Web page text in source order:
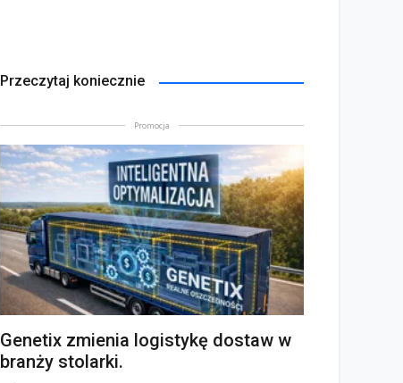
Przeczytaj koniecznie
Promocja
Genetix zmienia logistykę dostaw w
branży stolarki.